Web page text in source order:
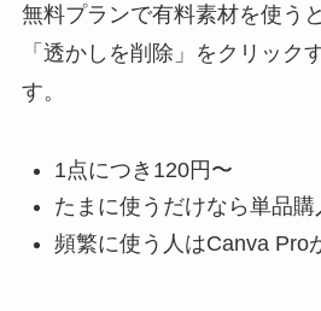
無料プランで有料素材を使う
「透かしを削除」をクリック
す。
1点につき120円〜
たまに使うだけなら単品購
頻繁に使う人はCanva Pro